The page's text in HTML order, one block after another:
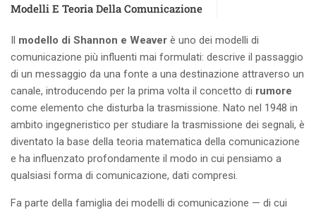
Modelli E Teoria Della Comunicazione
Il modello di Shannon e Weaver è uno dei modelli di
comunicazione più influenti mai formulati: descrive il passaggio
di un messaggio da una fonte a una destinazione attraverso un
canale, introducendo per la prima volta il concetto di rumore
come elemento che disturba la trasmissione. Nato nel 1948 in
ambito ingegneristico per studiare la trasmissione dei segnali, è
diventato la base della teoria matematica della comunicazione
e ha influenzato profondamente il modo in cui pensiamo a
qualsiasi forma di comunicazione, dati compresi.
Fa parte della famiglia dei modelli di comunicazione — di cui